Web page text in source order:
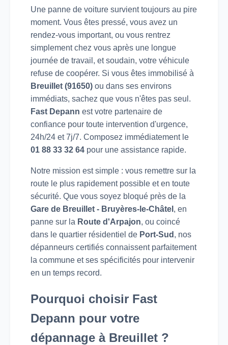
Une panne de voiture survient toujours au pire
moment. Vous êtes pressé, vous avez un
rendez-vous important, ou vous rentrez
simplement chez vous après une longue
journée de travail, et soudain, votre véhicule
refuse de coopérer. Si vous êtes immobilisé à
Breuillet (91650) ou dans ses environs
immédiats, sachez que vous n'êtes pas seul.
Fast Depann est votre partenaire de
confiance pour toute intervention d'urgence,
24h/24 et 7j/7. Composez immédiatement le
01 88 33 32 64 pour une assistance rapide.
Notre mission est simple : vous remettre sur la
route le plus rapidement possible et en toute
sécurité. Que vous soyez bloqué près de la
Gare de Breuillet - Bruyères-le-Châtel , en
panne sur la Route d'Arpajon, ou coincé
dans le quartier résidentiel de Port-Sud , nos
dépanneurs certifiés connaissent parfaitement
la commune et ses spécificités pour intervenir
en un temps record.
Pourquoi choisir Fast
Depann pour votre
dépannage à Breuillet ?